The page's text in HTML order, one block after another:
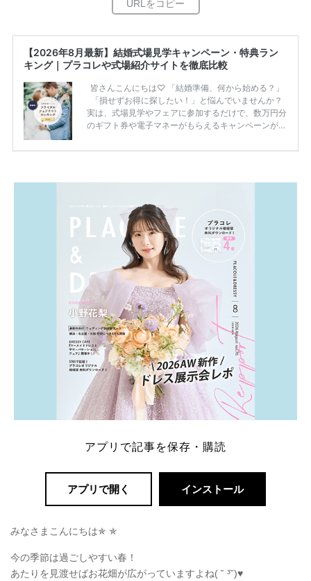
【2026年8月最新】結婚式場見学キャンペーン・特典ラン
キング｜プラコレや式場紹介サイトを徹底比較
皆さんこんにちは♡ 「結婚準備、何から始める？」
「損せずお得に探したい！」と悩んでいませんか？
実は、式場見学やフェアに参加するだけで、数万円分
のギフト券や電子マネーがもらえるキャンペーンがあ
ため、比較せずに選ぶと損をしてしまうことも……。
一番お得？」「プラコレの特典は？」といった疑問も
解決します。 まずは診断で候補を絞れる「ウェディ
ング診断」か、体験型 […]続きを読む
アプリで記事を保存・購読
アプリで開く インストール
みなさまこんにちは✯ ✯
今の季節は過ごしやすい春！
あたりを見渡せばお花畑が広がっていますよね( ˘ ³˘)♥